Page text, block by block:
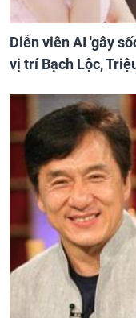
Diễn viên AI 'gây
vị trí Bạch Lộc,